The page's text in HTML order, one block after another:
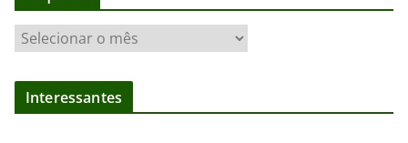
r
q
Interessantes